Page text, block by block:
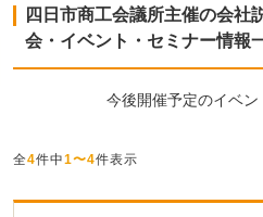
四日市商工会議所主催の会社
会・イベント・セミナー情報
今後開催予定のイベン
全4件中1〜4件表示